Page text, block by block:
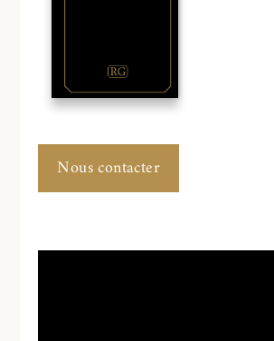
Nous contacter